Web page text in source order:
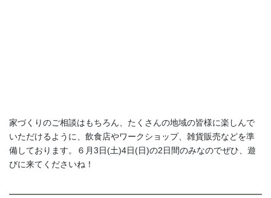
家づくりのご相談はもちろん、たくさんの地域の皆様に楽しんで
いただけるように、飲食店やワークショップ、雑貨販売などを準
備しております。６月3日(土)4日(日)の2日間のみなのでぜひ、遊
びに来てくださいね！